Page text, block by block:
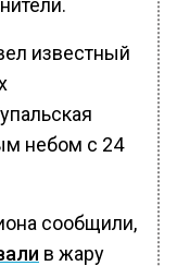
известный
небом с 24
сообщили,
в жару